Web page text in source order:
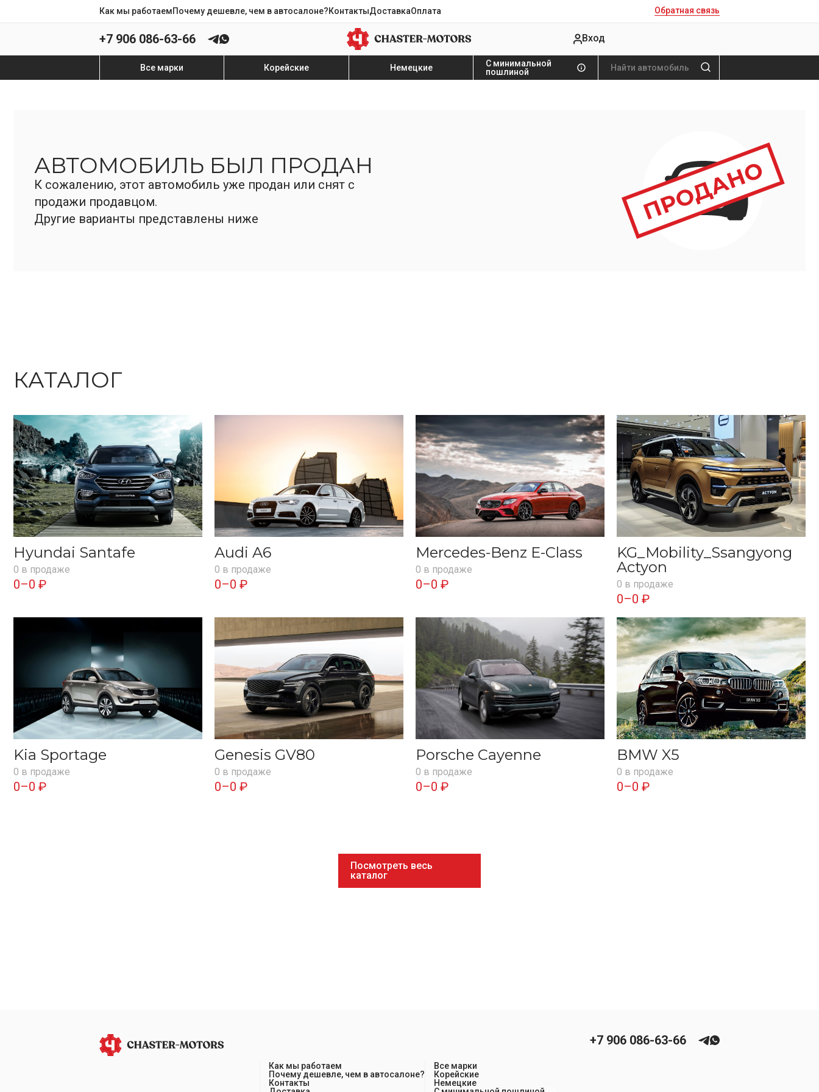
Как мы работаемПочему дешевле, чем в автосалоне?КонтактыДоставкаОплата Обратная связь
+7 906 086-63-66 Вход
Все марки Корейские Немецкие
С минимальной
пошлиной
АВТОМОБИЛЬ БЫЛ ПРОДАН
К сожалению, этот автомобиль уже продан или снят с
продажи продавцом.
Другие варианты представлены ниже
КАТАЛОГ
Hyundai Santafe
0 в продаже
0–0 ₽
Audi A6
0 в продаже
0–0 ₽
Mercedes-Benz E-Class
0 в продаже
0–0 ₽
KG_Mobility_Ssangyong
Actyon
0 в продаже
0–0 ₽
Kia Sportage
0 в продаже
0–0 ₽
Genesis GV80
0 в продаже
0–0 ₽
Porsche Cayenne
0 в продаже
0–0 ₽
BMW X5
0 в продаже
0–0 ₽
Посмотреть весь
каталог
Как мы работаем
Почему дешевле, чем в автосалоне?
Контакты
Все марки
Корейские
Немецкие
+7 906 086-63-66